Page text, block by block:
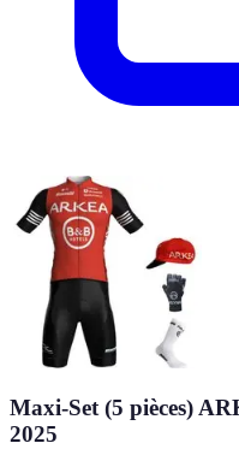
Maxi-Set (5 pièces)
2025